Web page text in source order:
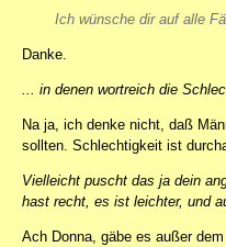
Ich wünsche dir auf alle
Danke.
... in denen wortreich die
Na ja, ich denke nicht, daß
sollten. Schlechtigkeit ist
Vielleicht puscht das ja dein
hast recht, es ist leichter, und
Ach Donna, gäbe es außer